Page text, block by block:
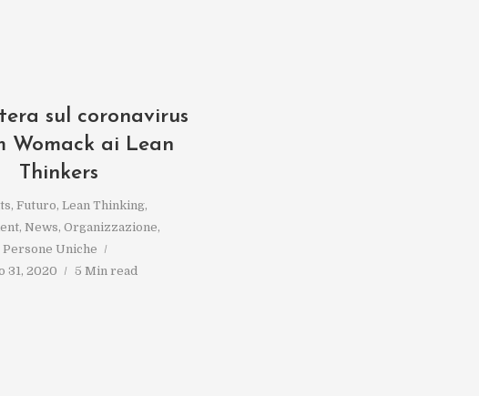
sul coronavirus
Womack ai Lean
Thinkers
, Futuro, Lean Thinking,
, News, Organizzazione,
Persone Uniche
31, 2020
5 Min read